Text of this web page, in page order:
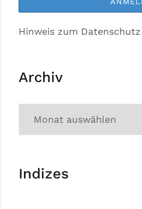
Hinweis zum Datenschutz
Archiv
Indizes